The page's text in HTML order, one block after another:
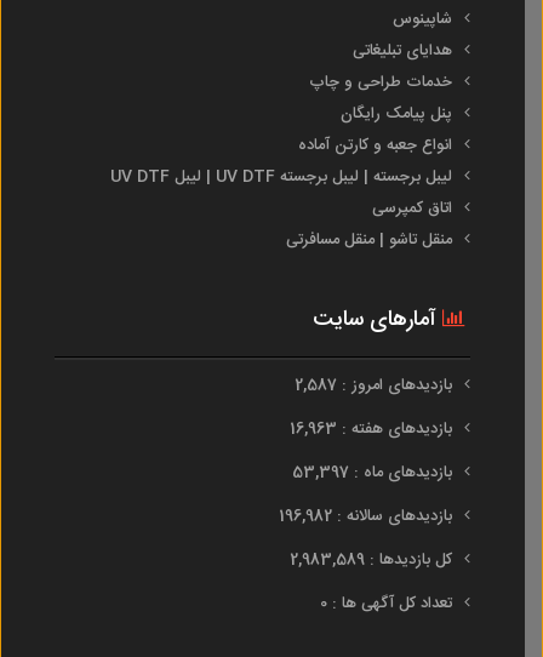
شاپینوس
هدایای تبلیغاتی
خدمات طراحی و چاپ
پنل پیامک رایگان
انواع جعبه و کارتن آماده
لیبل برجسته | لیبل برجسته UV DTF | لیبل UV DTF
اتاق کمپرسی
منقل تاشو | منقل مسافرتی
آمارهای سایت
بازدیدهای امروز : 2,587
بازدیدهای هفته : 16,963
بازدیدهای ماه : 53,397
بازدیدهای سالانه : 196,982
کل بازدیدها : 2,983,589
تعداد کل آگهی ها : 0